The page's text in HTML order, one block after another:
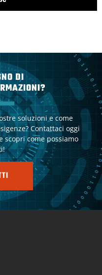
DI
soluzioni e come
Contattaci oggi
scopri come possiamo